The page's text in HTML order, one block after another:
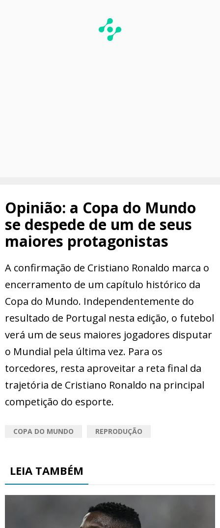
Opinião: a Copa do Mundo
se despede de um de seus
maiores protagonistas
A confirmação de Cristiano Ronaldo marca o
encerramento de um capítulo histórico da
Copa do Mundo. Independentemente do
resultado de Portugal nesta edição, o futebol
verá um de seus maiores jogadores disputar
o Mundial pela última vez. Para os
torcedores, resta aproveitar a reta final da
trajetória de Cristiano Ronaldo na principal
competição do esporte.
COPA DO MUNDO REPRODUÇÃO
LEIA TAMBÉM